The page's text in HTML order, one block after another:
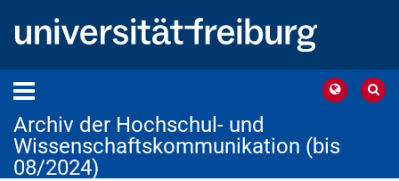
Archiv der Hochschul- und
Wissenschaftskommunikation (bis
08/2024)